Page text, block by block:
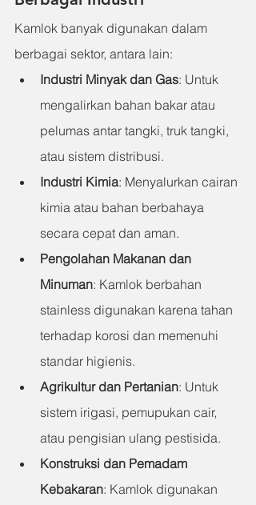
Kamlok banyak digunakan dalam
berbagai sektor, antara lain:
Industri Minyak dan Gas: Untuk
mengalirkan bahan bakar atau
pelumas antar tangki, truk tangki,
atau sistem distribusi.
Industri Kimia: Menyalurkan cairan
kimia atau bahan berbahaya
secara cepat dan aman.
Pengolahan Makanan dan
Minuman: Kamlok berbahan
stainless digunakan karena tahan
terhadap korosi dan memenuhi
standar higienis.
Agrikultur dan Pertanian: Untuk
sistem irigasi, pemupukan cair,
atau pengisian ulang pestisida.
Konstruksi dan Pemadam
Kebakaran: Kamlok digunakan